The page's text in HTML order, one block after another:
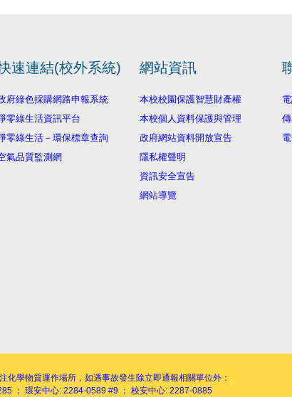
速連結(校外系統)
府綠色採購網路申報系統
零綠生活資訊平台
零綠生活－環保標章查詢
氣品質監測網
網站資訊
本校校園保護智慧財產權
本校個人資料保護與管理
政府網站資料開放宣告
隱私權聲明
資訊安全宣告
網站導覽
化學物質運作場所，如遇事故發生除立即通報相關單位外：
； 環安中心: 2284-0589 #9 ； 校安中心: 2287-0885